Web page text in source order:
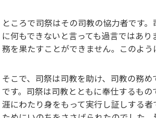
ところで司祭はその司教の協力者です
に何もできないと言っても過言ではあ
務を果たすことができません。このよう
そこで、司祭は司教を助け、司教の務
です。司祭は司教とともに奉仕するも
涯にわたり身をもって実行し証しする